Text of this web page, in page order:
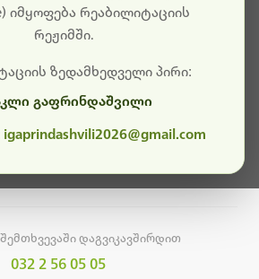
სამუშაოები.
იქნება. გმადლობთ
დაგვიკავშირდით
032 2 56 05 05
იმყოფება რეაბილიტაციის
რეჟიმში.
ზედამხედველი პირი:
გაფრინდაშვილი
igaprindashvili2026@gmail.com